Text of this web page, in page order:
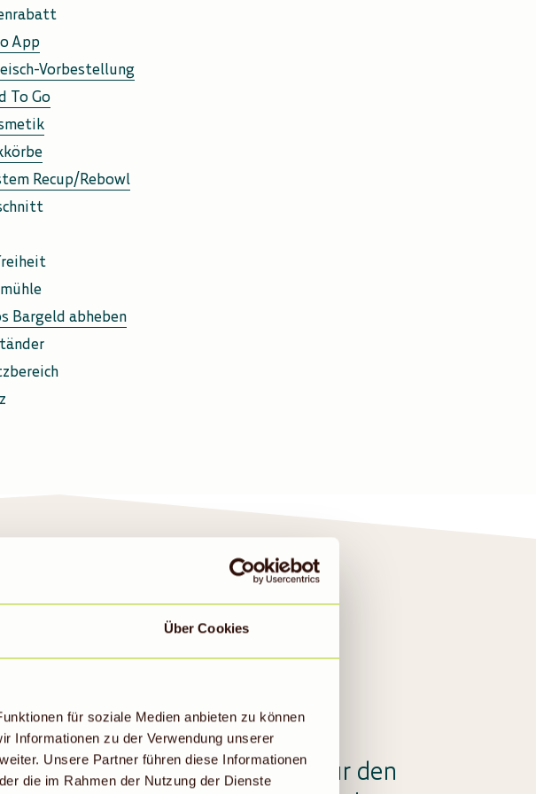
Über Cookies
für soziale Medien anbieten zu können
Informationen zu der Verwendung unserer
Unsere Partner führen diese Informationen
die im Rahmen der Nutzung der Dienste
App
Vorbestellung
To Go
Recup/Rebowl
Bargeld abheben
dir ein Bio-Vollsortiment für den